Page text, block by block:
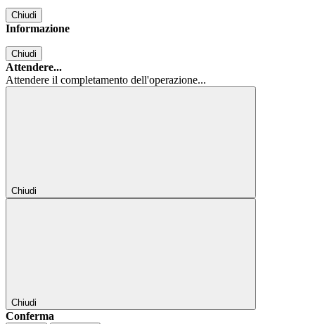
Chiudi
Informazione
Chiudi
Attendere...
Attendere il completamento dell'operazione...
Chiudi
Chiudi
Conferma